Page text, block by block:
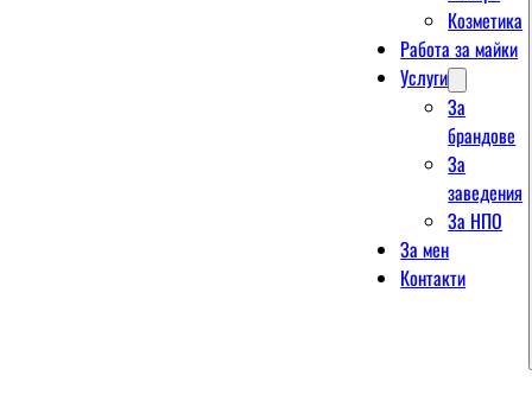
Козметика
Работа за майки
Услуги
За
брандове
За
заведения
За НПО
За мен
Контакти